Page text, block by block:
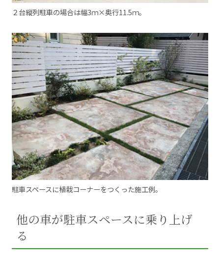
２台縦列駐車の場合は幅3ｍ×奥行11.5ｍ。
駐車スペースに植栽コーナーをつくった施工例。
他の車が駐車スペースに乗り上げ
る